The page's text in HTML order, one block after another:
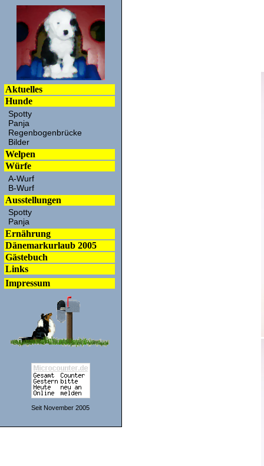
Aktuelles
Hunde
Spotty
Panja
Regenbogenbrücke
Bilder
Welpen
Würfe
A-Wurf
B-Wurf
Ausstellungen
Spotty
Panja
Ernährung
Dänemarkurlaub 2005
Gästebuch
Links
Impressum
Seit November 2005